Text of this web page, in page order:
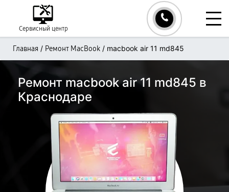
Сервисный центр
Главная / Ремонт MacBook / macbook air 11 md845
Ремонт macbook air 11 md845 в
Краснодаре